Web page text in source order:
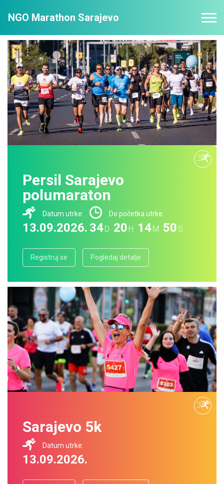
NGO Marathon Sarajevo
Persil Sarajevo
polumaraton
Datum utrke:
13.09.2026.
Do početka utrke:
34 D 20 H 14 M 49 S
Registruj se Pogledaj detalje
Sarajevo 5k
Datum utrke:
13.09.2026.